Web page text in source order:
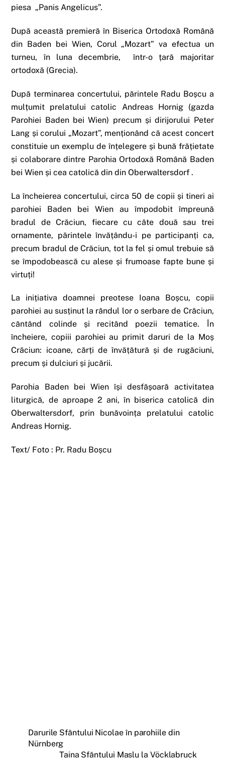
piesa „Panis Angelicus”.
După această premieră în Biserica Ortodoxă Română
din Baden bei Wien, Corul „Mozart” va efectua un
turneu, în luna decembrie, într-o țară majoritar
ortodoxă (Grecia).
După terminarea concertului, părintele Radu Boșcu a
mulțumit prelatului catolic Andreas Hornig (gazda
Parohiei Baden bei Wien) precum și dirijorului Peter
Lang și corului „Mozart”, menționând că acest concert
constituie un exemplu de înțelegere și bună frățietate
și colaborare dintre Parohia Ortodoxă Română Baden
bei Wien și cea catolică din din Oberwaltersdorf .
La încheierea concertului, circa 50 de copii și tineri ai
parohiei Baden bei Wien au împodobit împreună
bradul de Crăciun, fiecare cu câte două sau trei
ornamente, părintele învățându-i pe participanți ca,
precum bradul de Crăciun, tot la fel și omul trebuie să
se împodobească cu alese și frumoase fapte bune și
virtuți!
La inițiativa doamnei preotese Ioana Boșcu, copii
parohiei au susținut la rândul lor o serbare de Crăciun,
cântând colinde și recitând poezii tematice. În
încheiere, copiii parohiei au primit daruri de la Moș
Crăciun: icoane, cărți de învățătură și de rugăciuni,
precum și dulciuri și jucării.
Parohia Baden bei Wien își desfășoară activitatea
liturgică, de aproape 2 ani, în biserica catolică din
Oberwaltersdorf, prin bunăvoința prelatului catolic
Andreas Hornig.
Text/ Foto : Pr. Radu Boșcu
Darurile Sfântului Nicolae în parohiile din
Nürnberg
Taina Sfântului Maslu la Vöcklabruck